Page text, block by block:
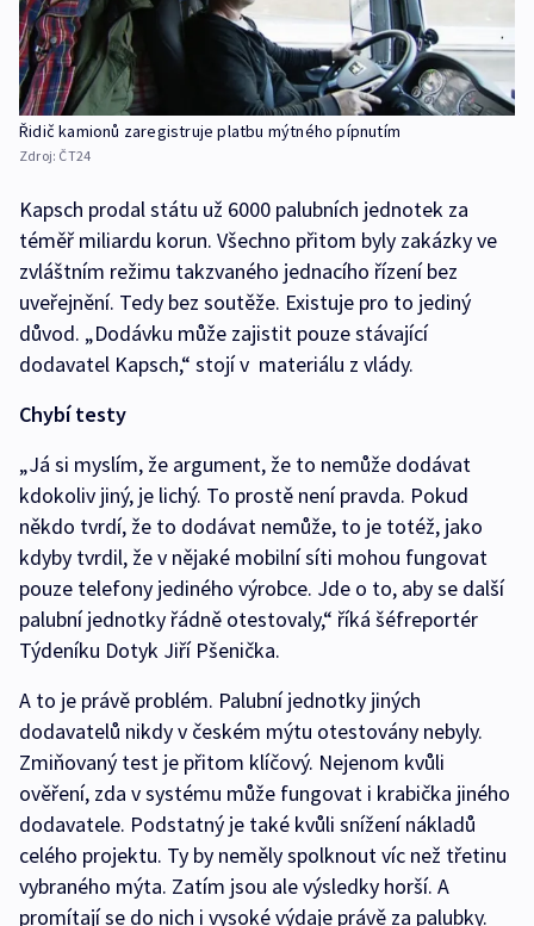
Řidič kamionů zaregistruje platbu mýtného pípnutím
Zdroj: ČT24
Kapsch prodal státu už 6000 palubních jednotek za
téměř miliardu korun. Všechno přitom byly zakázky ve
zvláštním režimu takzvaného jednacího řízení bez
uveřejnění. Tedy bez soutěže. Existuje pro to jediný
důvod. „Dodávku může zajistit pouze stávající
dodavatel Kapsch,“ stojí v materiálu z vlády.
Chybí testy
„Já si myslím, že argument, že to nemůže dodávat
kdokoliv jiný, je lichý. To prostě není pravda. Pokud
někdo tvrdí, že to dodávat nemůže, to je totéž, jako
kdyby tvrdil, že v nějaké mobilní síti mohou fungovat
pouze telefony jediného výrobce. Jde o to, aby se další
palubní jednotky řádně otestovaly,“ říká šéfreportér
Týdeníku Dotyk Jiří Pšenička.
A to je právě problém. Palubní jednotky jiných
dodavatelů nikdy v českém mýtu otestovány nebyly.
Zmiňovaný test je přitom klíčový. Nejenom kvůli
ověření, zda v systému může fungovat i krabička jiného
dodavatele. Podstatný je také kvůli snížení nákladů
celého projektu. Ty by neměly spolknout víc než třetinu
vybraného mýta. Zatím jsou ale výsledky horší. A
promítají se do nich i vysoké výdaje právě za palubky.